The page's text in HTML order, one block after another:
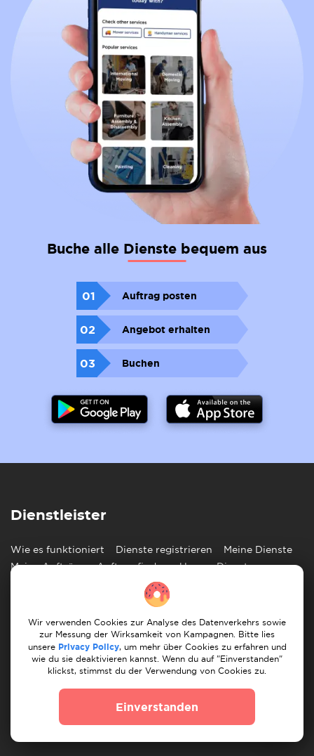
Buche alle Dienste bequem aus
01 Auftrag posten
02 Angebot erhalten
03 Buchen
Dienstleister
Wie es funktioniert Dienste registrieren
Meine Dienste
Meine Aufträge
Auftrag finden Unsere Dienste
Wie es funktioniert Auftrag posten
Meine Aufträge
Finde Umzugshelfer
Finde Handwerker
Partner
Wir verwenden Cookies zur Analyse des Datenverkehrs sowie
zur Messung der Wirksamkeit von Kampagnen. Bitte lies
unsere Privacy Policy, um mehr über Cookies zu erfahren und
wie du sie deaktivieren kannst. Wenn du auf "Einverstanden"
klickst, stimmst du der Verwendung von Cookies zu.
Einverstanden